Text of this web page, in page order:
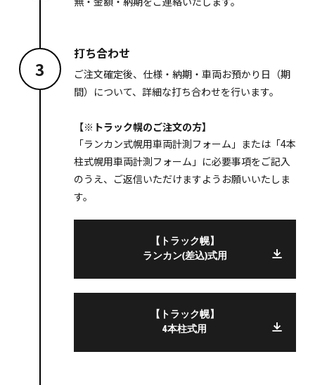
3
打ち合わせ
ご注文確定後、仕様・納期・車両お預かり日（期
間）について、詳細な打ち合わせを行います。
【※トラック幌のご注文の方】
「ランカン式幌用車両計測フォーム」または「4本
柱式幌用車両計測フォーム」に必要事項をご記入
のうえ、ご返信いただけますようお願いいたしま
す。
【トラック幌】
ランカン(差込)式用
【トラック幌】
4本柱式用